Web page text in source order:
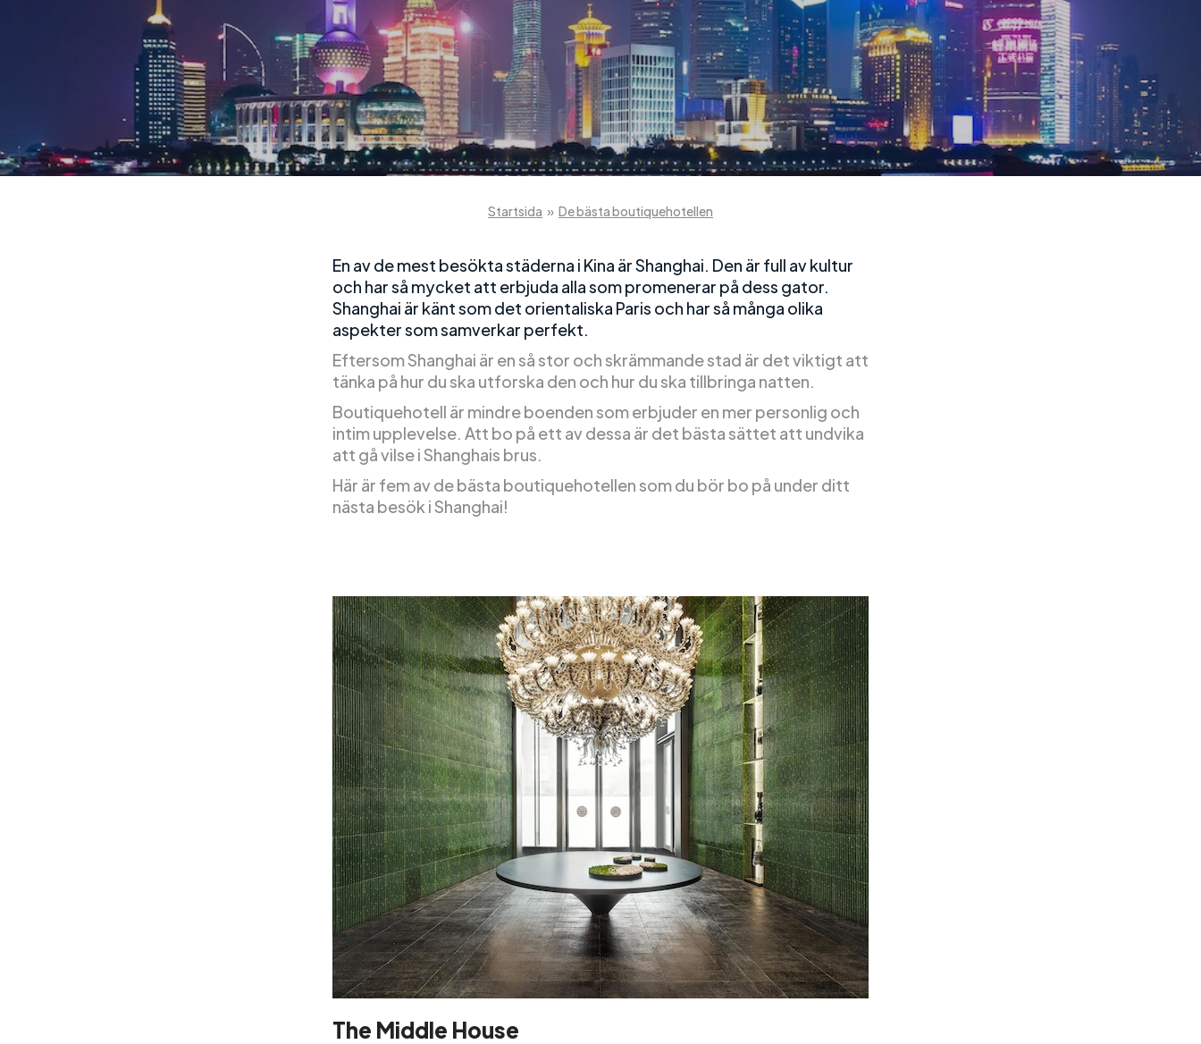
Startsida » De bästa boutiquehotellen
En av de mest besökta städerna i Kina är Shanghai. Den är full av kultur
och har så mycket att erbjuda alla som promenerar på dess gator.
Shanghai är känt som det orientaliska Paris och har så många olika
aspekter som samverkar perfekt.
Eftersom Shanghai är en så stor och skrämmande stad är det viktigt att
tänka på hur du ska utforska den och hur du ska tillbringa natten.
Boutiquehotell är mindre boenden som erbjuder en mer personlig och
intim upplevelse. Att bo på ett av dessa är det bästa sättet att undvika
att gå vilse i Shanghais brus.
Här är fem av de bästa boutiquehotellen som du bör bo på under ditt
nästa besök i Shanghai!
The Middle House